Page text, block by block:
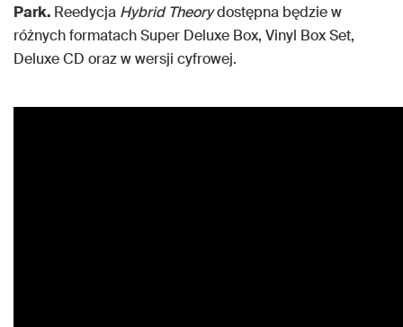
Park. Reedycja Hybrid Theorydostępna będzie w
różnych formatach Super Deluxe Box, Vinyl Box Set,
Deluxe CD oraz w wersji cyfrowej.